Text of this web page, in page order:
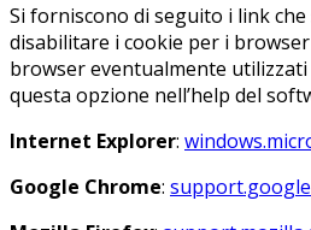
Si forniscono di seguito i link
disabilitare i cookie per i
browser eventualmente
questa opzione nell’help del
Internet Explorer:
Google Chrome: